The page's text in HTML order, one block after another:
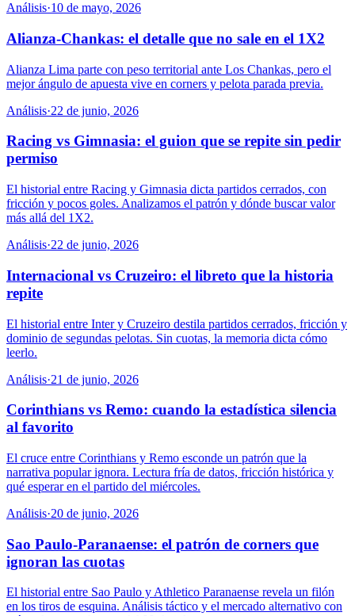
Análisis·10 de mayo, 2026
Alianza-Chankas: el detalle que no sale en el 1X2
Alianza Lima parte con peso territorial ante Los Chankas, pero el
mejor ángulo de apuesta vive en corners y pelota parada previa.
Análisis·22 de junio, 2026
Racing vs Gimnasia: el guion que se repite sin pedir
permiso
El historial entre Racing y Gimnasia dicta partidos cerrados, con
fricción y pocos goles. Analizamos el patrón y dónde buscar valor
más allá del 1X2.
Análisis·22 de junio, 2026
Internacional vs Cruzeiro: el libreto que la historia
repite
El historial entre Inter y Cruzeiro destila partidos cerrados, fricción y
dominio de segundas pelotas. Sin cuotas, la memoria dicta cómo
leerlo.
Análisis·21 de junio, 2026
Corinthians vs Remo: cuando la estadística silencia
al favorito
El cruce entre Corinthians y Remo esconde un patrón que la
narrativa popular ignora. Lectura fría de datos, fricción histórica y
qué esperar en el partido del miércoles.
Análisis·20 de junio, 2026
Sao Paulo-Paranaense: el patrón de corners que
ignoran las cuotas
El historial entre Sao Paulo y Athletico Paranaense revela un filón
en los tiros de esquina. Análisis táctico y el mercado alternativo con